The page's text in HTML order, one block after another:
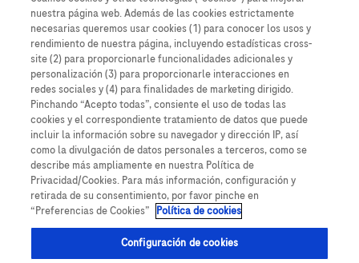
Este sitio web contiene información sobre productos que está dirigida a una
amplia gama de audiencias y podría contener detalles de productos o
información que no sería accesible o válida en su país. Tenga en cuenta que
no asumimos ninguna responsabilidad por el acceso a dicha información, que
puede no cumplir con ningún proceso legal, regulación, registro o uso en su
país de origen.
nuestra página web. Además de las cookies estrictamente
necesarias queremos usar cookies (1) para conocer los usos y
rendimiento de nuestra página, incluyendo estadísticas cross-
site (2) para proporcionarle funcionalidades adicionales y
personalización (3) para proporcionarle interacciones en
redes sociales y (4) para finalidades de marketing dirigido.
Pinchando “Acepto todas”, consiente el uso de todas las
cookies y el correspondiente tratamiento de datos que puede
incluir la información sobre su navegador y dirección IP, así
como la divulgación de datos personales a terceros, como se
describe más ampliamente en nuestra Política de
Privacidad/Cookies. Para más información, configuración y
retirada de su consentimiento, por favor pinche en
“Preferencias de Cookies” Política de cookies
Configuración de cookies